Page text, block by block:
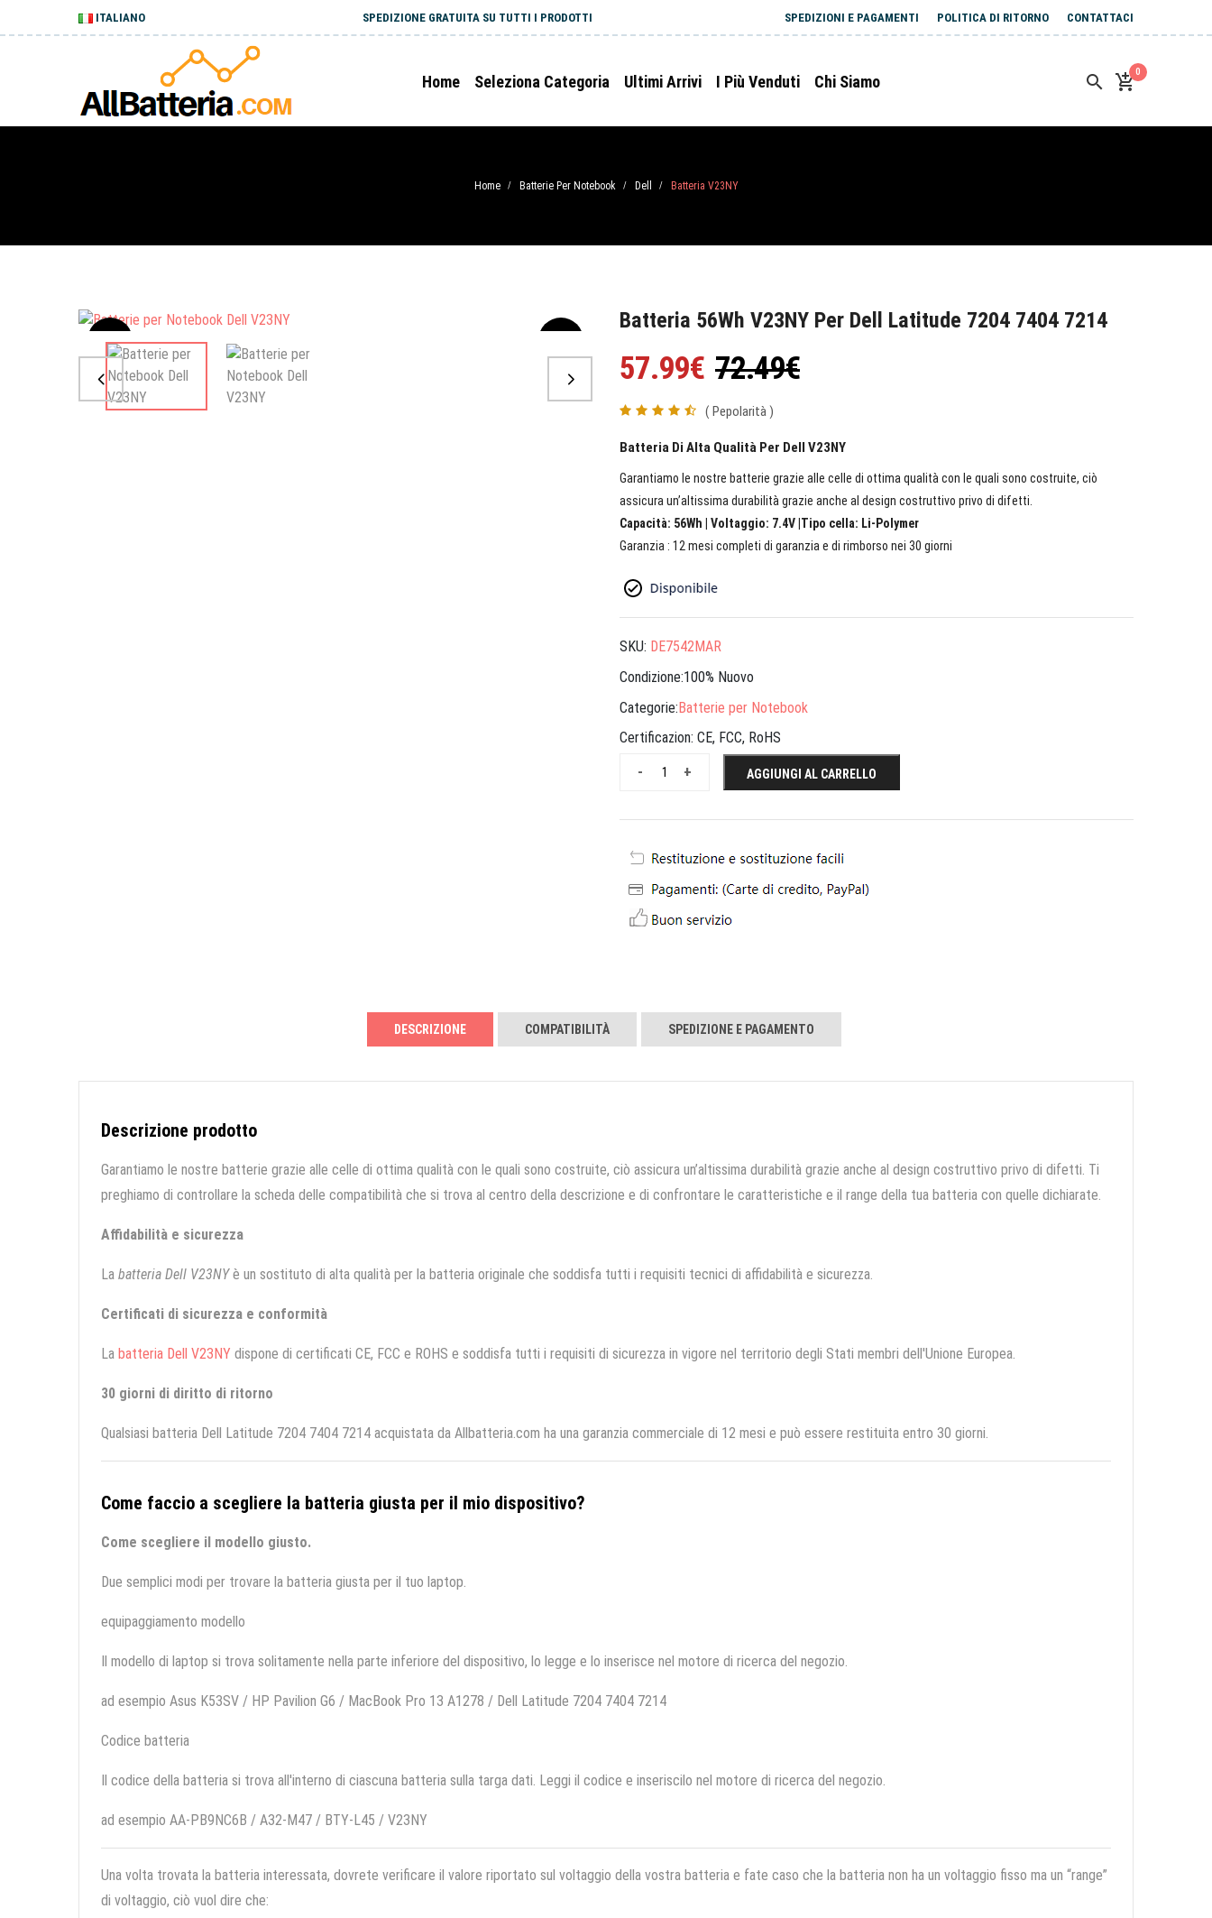
ITALIANO SPEDIZIONE GRATUITA SU TUTTI I PRODOTTI SPEDIZIONI E PAGAMENTI POLITICA DI RITORNO CONTATTACI
Home Seleziona Categoria Ultimi Arrivi I Più Venduti Chi Siamo
0
Home / Batterie Per Notebook / Dell / Batteria V23NY
Sale
Batteria 56Wh V23NY Per Dell Latitude 7204 7404 7214
57.99€ 72.49€
( Pepolarità )
Batteria Di Alta Qualità Per Dell V23NY
Garantiamo le nostre batterie grazie alle celle di ottima qualità con le quali sono costruite, ciò
assicura un’altissima durabilità grazie anche al design costruttivo privo di difetti.
Capacità: 56Wh | Voltaggio: 7.4V |Tipo cella: Li-Polymer
Garanzia : 12 mesi completi di garanzia e di rimborso nei 30 giorni
SKU: DE7542MAR
Condizione:100% Nuovo
Categorie:Batterie per Notebook
Certificazion: CE, FCC, RoHS
+
- AGGIUNGI AL CARRELLO
DESCRIZIONE COMPATIBILITÀ SPEDIZIONE E PAGAMENTO
Descrizione prodotto
Garantiamo le nostre batterie grazie alle celle di ottima qualità con le quali sono costruite, ciò assicura un’altissima durabilità grazie anche al design costruttivo privo di difetti. Ti
preghiamo di controllare la scheda delle compatibilità che si trova al centro della descrizione e di confrontare le caratteristiche e il range della tua batteria con quelle dichiarate.
Affidabilità e sicurezza
La batteria Dell V23NYè un sostituto di alta qualità per la batteria originale che soddisfa tutti i requisiti tecnici di affidabilità e sicurezza.
Certificati di sicurezza e conformità
La batteria Dell V23NY dispone di certificati CE, FCC e ROHS e soddisfa tutti i requisiti di sicurezza in vigore nel territorio degli Stati membri dell'Unione Europea.
30 giorni di diritto di ritorno
Qualsiasi batteria Dell Latitude 7204 7404 7214 acquistata da Allbatteria.com ha una garanzia commerciale di 12 mesi e può essere restituita entro 30 giorni.
Come faccio a scegliere la batteria giusta per il mio dispositivo?
Come scegliere il modello giusto.
Due semplici modi per trovare la batteria giusta per il tuo laptop.
equipaggiamento modello
Il modello di laptop si trova solitamente nella parte inferiore del dispositivo, lo legge e lo inserisce nel motore di ricerca del negozio.
ad esempio Asus K53SV / HP Pavilion G6 / MacBook Pro 13 A1278 / Dell Latitude 7204 7404 7214
Codice batteria
Il codice della batteria si trova all'interno di ciascuna batteria sulla targa dati. Leggi il codice e inseriscilo nel motore di ricerca del negozio.
ad esempio AA-PB9NC6B / A32-M47 / BTY-L45 / V23NY
Una volta trovata la batteria interessata, dovrete verificare il valore riportato sul voltaggio della vostra batteria e fate caso che la batteria non ha un voltaggio fisso ma un “range”
di voltaggio, ciò vuol dire che: